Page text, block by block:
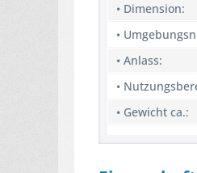
• Dimension:
•
• Anlass:
•
• Gewicht ca.: